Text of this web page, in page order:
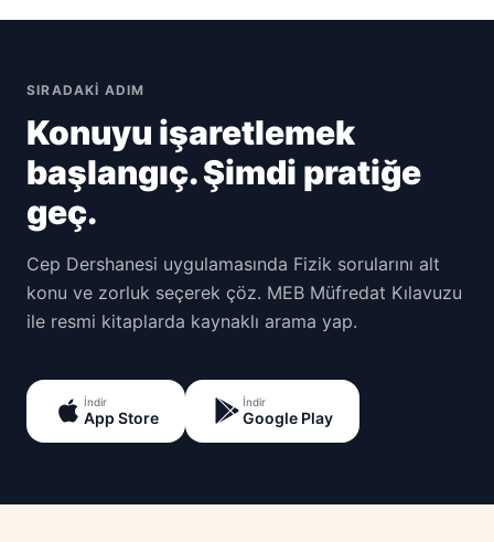
SIRADAKI ADIM
Konuyu işaretlemek
başlangıç. Şimdi pratiğe
geç.
Cep Dershanesi uygulamasında Fizik sorularını alt
konu ve zorluk seçerek çöz. MEB Müfredat Kılavuzu
ile resmi kitaplarda kaynaklı arama yap.
İndir
App Store
İndir
Google Play